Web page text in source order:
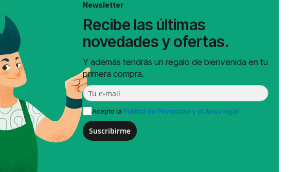
Newsletter
Recibe las últimas
novedades y ofertas.
Y además tendrás un regalo de bienvenida en tu
primera compra.
Acepto la Política de Privacidad y el Aviso legal
Suscribirme